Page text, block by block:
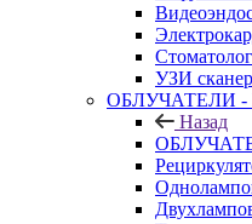
УЗИ
ОБЛУЧАТЕЛИ
Назад